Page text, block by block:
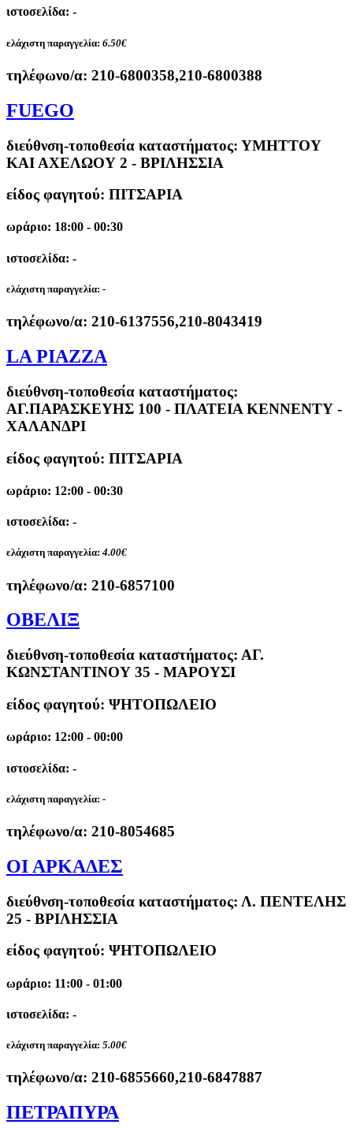
ιστοσελίδα: -
ελάχιστη παραγγελία: 6.50€
τηλέφωνο/α: 210-6800358,210-6800388
FUEGO
διεύθνση-τοποθεσία καταστήματος: ΥΜΗΤΤΟΥ
ΚΑΙ ΑΧΕΛΩΟΥ 2 - ΒΡΙΛΗΣΣΙΑ
είδος φαγητού: ΠΙΤΣΑΡΙΑ
ωράριο: 18:00 - 00:30
ιστοσελίδα: -
ελάχιστη παραγγελία: -
τηλέφωνο/α: 210-6137556,210-8043419
LA PIAZZA
διεύθνση-τοποθεσία καταστήματος:
ΑΓ.ΠΑΡΑΣΚΕΥΗΣ 100 - ΠΛΑΤΕΙΑ ΚΕΝΝΕΝΤΥ -
ΧΑΛΑΝΔΡΙ
είδος φαγητού: ΠΙΤΣΑΡΙΑ
ωράριο: 12:00 - 00:30
ιστοσελίδα: -
ελάχιστη παραγγελία: 4.00€
τηλέφωνο/α: 210-6857100
ΟΒΕΛΙΞ
διεύθνση-τοποθεσία καταστήματος: ΑΓ.
ΚΩΝΣΤΑΝΤΙΝΟΥ 35 - ΜΑΡΟΥΣΙ
είδος φαγητού: ΨΗΤΟΠΩΛΕΙΟ
ωράριο: 12:00 - 00:00
ιστοσελίδα: -
ελάχιστη παραγγελία: -
τηλέφωνο/α: 210-8054685
ΟΙ ΑΡΚΑΔΕΣ
διεύθνση-τοποθεσία καταστήματος: Λ. ΠΕΝΤΕΛΗΣ
25 - ΒΡΙΛΗΣΣΙΑ
είδος φαγητού: ΨΗΤΟΠΩΛΕΙΟ
ωράριο: 11:00 - 01:00
ιστοσελίδα: -
ελάχιστη παραγγελία: 5.00€
τηλέφωνο/α: 210-6855660,210-6847887
ΠΕΤΡΑΠΥΡΑ